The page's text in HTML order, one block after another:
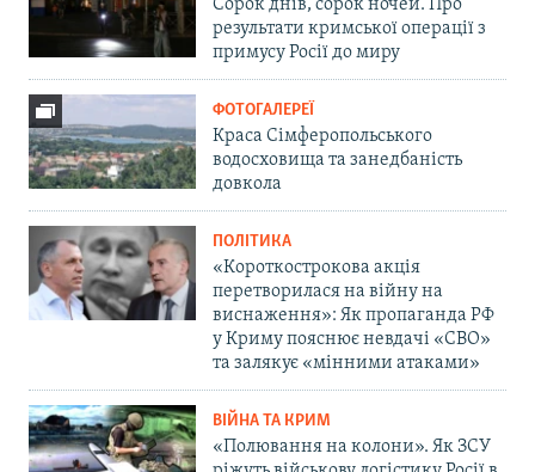
Сорок днів, сорок ночей. Про
результати кримської операції з
примусу Росії до миру
ФОТОГАЛЕРЕЇ
Краса Сімферопольського
водосховища та занедбаність
довкола
ПОЛІТИКА
«Короткострокова акція
перетворилася на війну на
виснаження»: Як пропаганда РФ
у Криму пояснює невдачі «СВО»
та залякує «мінними атаками»
ВІЙНА ТА КРИМ
«Полювання на колони». Як ЗСУ